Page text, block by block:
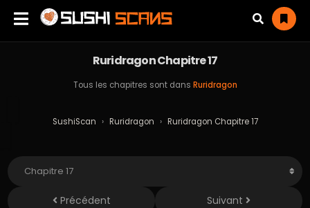
Ruridragon Chapitre 17
Tous les chapitres sont dans Ruridragon
SushiScan › Ruridragon › Ruridragon Chapitre 17
Précédent Suivant